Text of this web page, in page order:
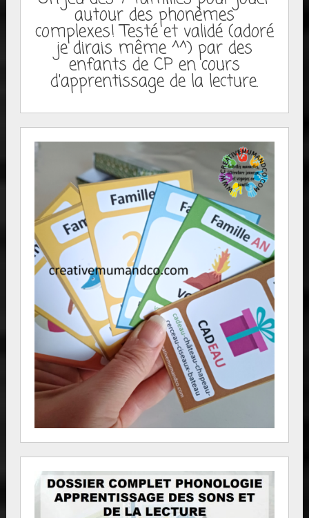
autour des phonèmes
complexes! Testé et validé (adoré
je dirais même ^^) par des
enfants de CP en cours
d'apprentissage de la lecture.